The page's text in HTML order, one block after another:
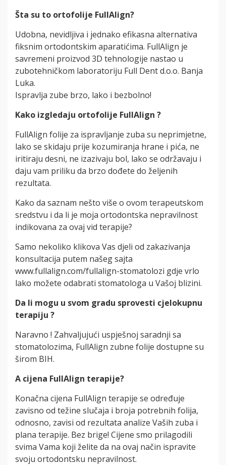
Šta su to ortofolije FullAlign?
Udobna, nevidljiva i jednako efikasna alternativa
fiksnim ortodontskim aparatićima. FullAlign je
savremeni proizvod 3D tehnologije nastao u
zubotehničkom laboratoriju Full Dent d.o.o. Banja
Luka.
Ispravlja zube brzo, lako i bezbolno!
Kako izgledaju ortofolije FullAlign ?
FullAlign folije za ispravljanje zuba su neprimjetne,
lako se skidaju prije kozumiranja hrane i pića, ne
iritiraju desni, ne izazivaju bol, lako se održavaju i
daju vam priliku da brzo dođete do željenih
rezultata.
Kako da saznam nešto više o ovom terapeutskom
sredstvu i da li je moja ortodontska nepravilnost
indikovana za ovaj vid terapije?
Samo nekoliko klikova Vas djeli od zakazivanja
konsultacija putem našeg sajta
www.fullalign.com/fullalign-stomatolozi gdje vrlo
lako možete odabrati stomatologa u Vašoj blizini.
Da li mogu u svom gradu sprovesti cjelokupnu
terapiju ?
Naravno ! Zahvaljujući uspješnoj saradnji sa
stomatolozima, FullAlign zubne folije dostupne su
širom BIH.
A cijena FullAlign terapije?
Konačna cijena FullAlign terapije se određuje
zavisno od težine slučaja i broja potrebnih folija,
odnosno, zavisi od rezultata analize Vaših zuba i
plana terapije. Bez brige! Cijene smo prilagodili
svima Vama koji želite da na ovaj način ispravite
svoju ortodontsku nepravilnost.